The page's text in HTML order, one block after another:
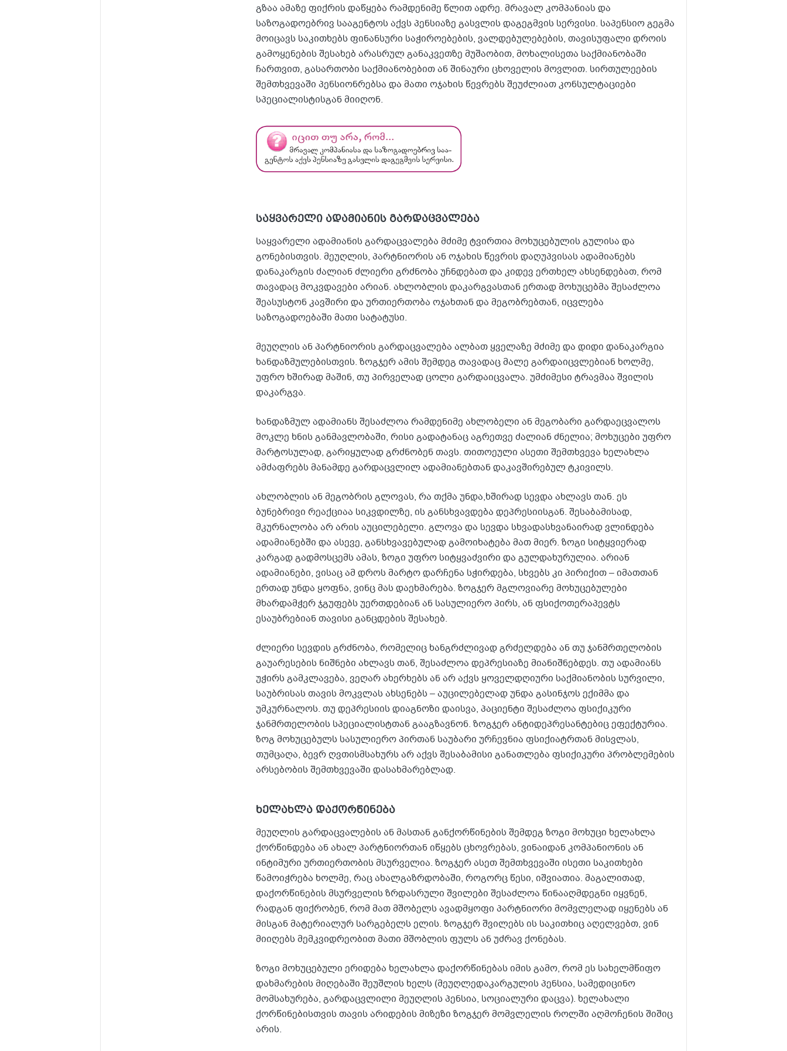
გზაა ამაზე ფიქრის დაწყება რამდენიმე წლით ადრე. მრავალ კომპანიას და
საზოგადოებრივ სააგენტოს აქვს პენსიაზე გასვლის დაგეგმვის სერვისი. საპენსიო გეგმა
მოიცავს საკითხებს ფინანსური საჭიროებების, ვალდებულებების, თავისუფალი დროის
გამოყენების შესახებ არასრულ განაკვეთზე მუშაობით, მოხალისეთა საქმიანობაში
ჩართვით, გასართობი საქმიანობებით ან შინაური ცხოველის მოვლით. სირთულეების
შემთხვევაში პენსიონრებსა და მათი ოჯახის წევრებს შეუძლიათ კონსულტაციები
სპეციალისტისგან მიიღონ.
საყვარელი ადამიანის გარდაცვალება
საყვარელი ადამიანის გარდაცვალება მძიმე ტვირთია მოხუცებულის გულისა და
გონებისთვის. მეუღლის, პარტნიორის ან ოჯახის წევრის დაღუპვისას ადამიანებს
დანაკარგის ძალიან ძლიერი გრძნობა უჩნდებათ და კიდევ ერთხელ ახსენდებათ, რომ
თავადაც მოკვდავები არიან. ახლობლის დაკარგვასთან ერთად მოხუცებმა შესაძლოა
შეასუსტონ კავშირი და ურთიერთობა ოჯახთან და მეგობრებთან, იცვლება
საზოგადოებაში მათი სატატუსი.
მეუღლის ან პარტნიორის გარდაცვალება ალბათ ყველაზე მძიმე და დიდი დანაკარგია
ხანდაზმულებისთვის. ზოგჯერ ამის შემდეგ თავადაც მალე გარდაიცვლებიან ხოლმე,
უფრო ხშირად მაშინ, თუ პირველად ცოლი გარდაიცვალა. უმძიმესი ტრავმაა შვილის
დაკარგვა.
ხანდაზმულ ადამიანს შესაძლოა რამდენიმე ახლობელი ან მეგობარი გარდაეცვალოს
მოკლე ხნის განმავლობაში, რისი გადატანაც აგრეთვე ძალიან ძნელია; მოხუცები უფრო
მარტოსულად, გარიყულად გრძნობენ თავს. თითოეული ასეთი შემთხვევა ხელახლა
ამძაფრებს მანამდე გარდაცვლილ ადამიანებთან დაკავშირებულ ტკივილს.
ახლობლის ან მეგობრის გლოვას, რა თქმა უნდა,ხშირად სევდა ახლავს თან. ეს
ბუნებრივი რეაქციაა სიკვდილზე, ის განსხვავდება დეპრესიისგან. შესაბამისად,
მკურნალობა არ არის აუცილებელი. გლოვა და სევდა სხვადასხვანაირად ვლინდება
ადამიანებში და ასევე, განსხვავებულად გამოიხატება მათ მიერ. ზოგი სიტყვიერად
კარგად გადმოსცემს ამას, ზოგი უფრო სიტყვაძვირი და გულდახურულია. არიან
ადამიანები, ვისაც ამ დროს მარტო დარჩენა სჭირდება, სხვებს კი პირიქით – იმათთან
ერთად უნდა ყოფნა, ვინც მას დაეხმარება. ზოგჯერ მგლოვიარე მოხუცებულები
მხარდამჭერ ჯგუფებს უერთდებიან ან სასულიერო პირს, ან ფსიქოთერაპევტს
ესაუბრებიან თავისი განცდების შესახებ.
ძლიერი სევდის გრძნობა, რომელიც ხანგრძლივად გრძელდება ან თუ ჯანმრთელობის
გაუარესების ნიშნები ახლავს თან, შესაძლოა დეპრესიაზე მიანიშნებდეს. თუ ადამიანს
უჭირს გამკლავება, ვეღარ ახერხებს ან არ აქვს ყოველდღიური საქმიანობის სურვილი,
საუბრისას თავის მოკვლას ახსენებს – აუცილებელად უნდა გასინჯოს ექიმმა და
უმკურნალოს. თუ დეპრესიის დიაგნოზი დაისვა, პაციენტი შესაძლოა ფსიქიკური
ჯანმრთელობის სპეციალისტთან გააგზავნონ. ზოგჯერ ანტიდეპრესანტებიც ეფექტურია.
ზოგ მოხუცებულს სასულიერო პირთან საუბარი ურჩევნია ფსიქიატრთან მისვლას,
თუმცაღა, ბევრ ღვთისმსახურს არ აქვს შესაბამისი განათლება ფსიქიკური პრობლემების
არსებობის შემთხვევაში დასახმარებლად.
ხელახლა დაქორწინება
მეუღლის გარდაცვალების ან მასთან განქორწინების შემდეგ ზოგი მოხუცი ხელახლა
ქორწინდება ან ახალ პარტნიორთან იწყებს ცხოვრებას, ვინაიდან კომპანიონის ან
ინტიმური ურთიერთობის მსურველია. ზოგჯერ ასეთ შემთხვევაში ისეთი საკითხები
წამოიჭრება ხოლმე, რაც ახალგაზრდობაში, როგორც წესი, იშვიათია. მაგალითად,
დაქორწინების მსურველის ზრდასრული შვილები შესაძლოა წინააღმდეგნი იყვნენ,
რადგან ფიქრობენ, რომ მათ მშობელს ავადმყოფი პარტნიორი მომვლელად იყენებს ან
მისგან მატერიალურ სარგებელს ელის. ზოგჯერ შვილებს ის საკითხიც აღელვებთ, ვინ
მიიღებს მემკვიდრეობით მათი მშობლის ფულს ან უძრავ ქონებას.
ზოგი მოხუცებული ერიდება ხელახლა დაქორწინებას იმის გამო, რომ ეს სახელმწიფო
დახმარების მიღებაში შეუშლის ხელს (მეუღლედაკარგულის პენსია, სამედიცინო
მომსახურება, გარდაცვლილი მეუღლის პენსია, სოციალური დაცვა). ხელახალი
ქორწინებისთვის თავის არიდების მიზეზი ზოგჯერ მომვლელის როლში აღმოჩენის შიშიც
არის.